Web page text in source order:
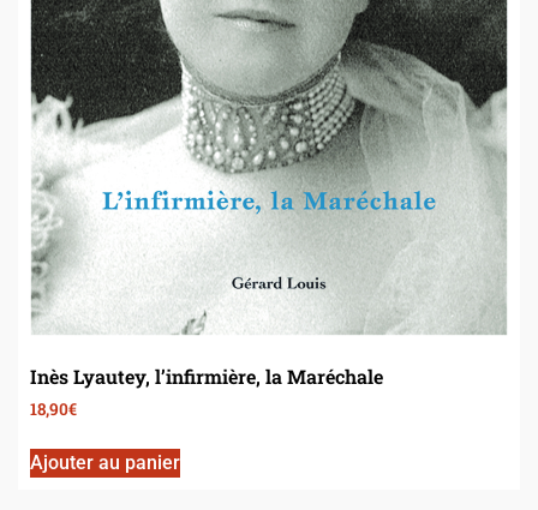
Inès Lyautey, l’infirmière, la Maréchale
18,90€
Ajouter au panier